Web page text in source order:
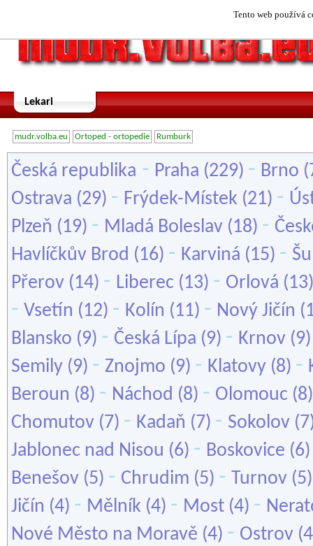
Tento web používá
Lekari
mudr.volba.eu Ortoped - ortopedie Rumburk
Česká republika - Praha (229) - Brno
Ostrava (29) - Frýdek-Místek (21) -
Plzeň (19) - Mladá Boleslav (18) -
Havlíčkův Brod (16) - Karviná (15) -
Přerov (14) - Liberec (13) - Orlová
- Vsetín (12) - Kolín (11) - Nový Jičín
Blansko (9) - Česká Lípa (9) - Krnov
Semily (9) - Znojmo (9) - Klatovy (8) -
Beroun (8) - Náchod (8) - Olomouc
Chomutov (7) - Kadaň (7) - Sokolov
Jablonec nad Nisou (6) - Boskovice
Benešov (5) - Chrudim (5) - Turnov
Jičín (4) - Mělník (4) - Most (4) -
Nové Město na Moravě (4) - Ostrov